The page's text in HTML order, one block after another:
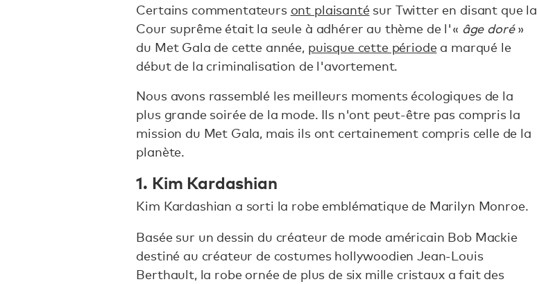
Certains commentateurs ont plaisantésur Twitter en disant que la
Cour suprême était la seule à adhérer au thème de l'« âge doré»
du Met Gala de cette année, puisque cette périodea marqué le
début de la criminalisation de l'avortement.
Nous avons rassemblé les meilleurs moments écologiques de la
plus grande soirée de la mode. Ils n'ont peut-être pas compris la
mission du Met Gala, mais ils ont certainement compris celle de la
planète.
1. Kim Kardashian
Kim Kardashian a sorti la robe emblématique de Marilyn Monroe.
Basée sur un dessin du créateur de mode américain Bob Mackie
destiné au créateur de costumes hollywoodien Jean-Louis
Berthault, la robe ornée de plus de six mille cristaux a fait des